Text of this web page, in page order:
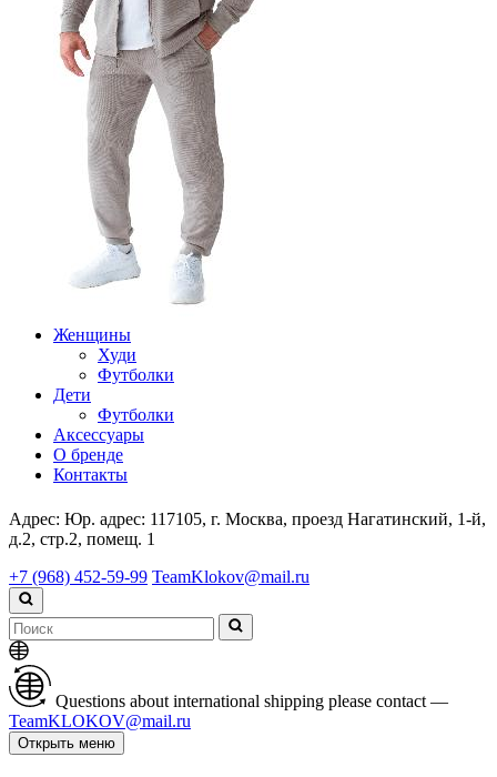
Женщины
Худи
Футболки
Дети
Футболки
Аксессуары
О бренде
Контакты
Адрес: Юр. адрес: 117105, г. Москва, проезд Нагатинский, 1-й,
д.2, стр.2, помещ. 1
+7 (968) 452-59-99 TeamKlokov@mail.ru
Questions about international shipping please contact —
TeamKLOKOV@mail.ru
Открыть меню